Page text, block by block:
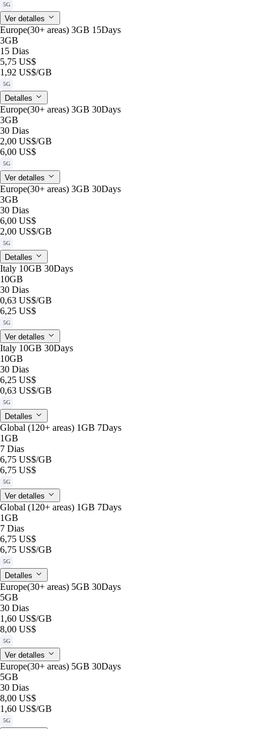
5G
Ver detalles
Europe(30+ areas) 3GB 15Days
3GB
15 Dias
5,75 US$
1,92 US$/GB
5G
Detalles
Europe(30+ areas) 3GB 30Days
3GB
30 Dias
2,00 US$/GB
6,00 US$
5G
Ver detalles
Europe(30+ areas) 3GB 30Days
3GB
30 Dias
6,00 US$
2,00 US$/GB
5G
Detalles
Italy 10GB 30Days
10GB
30 Dias
0,63 US$/GB
6,25 US$
5G
Ver detalles
Italy 10GB 30Days
10GB
30 Dias
6,25 US$
0,63 US$/GB
5G
Detalles
Global (120+ areas) 1GB 7Days
1GB
7 Dias
6,75 US$/GB
6,75 US$
5G
Ver detalles
Global (120+ areas) 1GB 7Days
1GB
7 Dias
6,75 US$
6,75 US$/GB
5G
Detalles
Europe(30+ areas) 5GB 30Days
5GB
30 Dias
1,60 US$/GB
8,00 US$
5G
Ver detalles
Europe(30+ areas) 5GB 30Days
5GB
30 Dias
8,00 US$
1,60 US$/GB
5G